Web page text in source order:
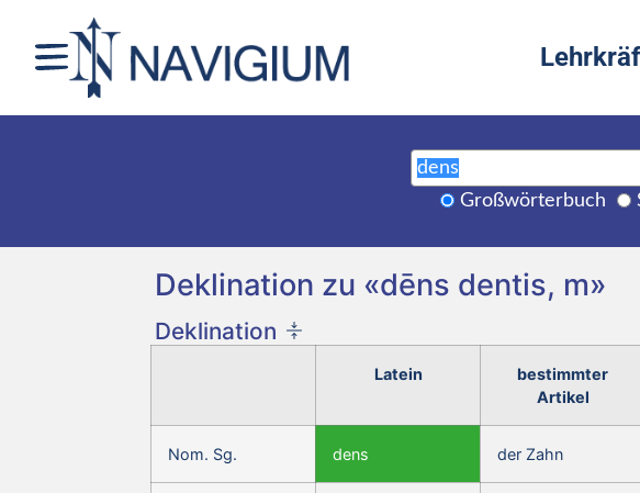
Großwörterbuch
Deklination zu «dēns dentis, m»
Deklination
Latein
bestimmter
Artikel
Nom. Sg. dens der Zahn